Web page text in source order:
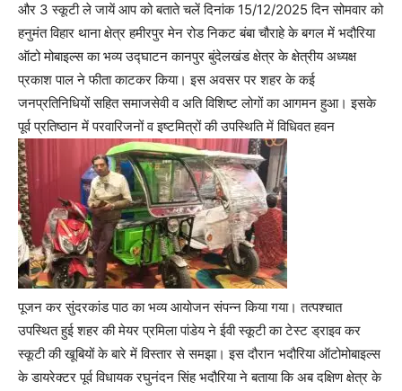
और 3 स्कूटी ले जायें आप को बताते चलें दिनांक 15/12/2025 दिन सोमवार को
हनुमंत विहार थाना क्षेत्र हमीरपुर मेन रोड निकट बंबा चौराहे के बगल में भदौरिया
ऑटो मोबाइल्स का भव्य उद्घाटन कानपुर बुंदेलखंड क्षेत्र के क्षेत्रीय अध्यक्ष
प्रकाश पाल ने फीता काटकर किया। इस अवसर पर शहर के कई
जनप्रतिनिधियों सहित समाजसेवी व अति विशिष्ट लोगों का आगमन हुआ। इसके
पूर्व प्रतिष्ठान में परवारिजनों व इष्टमित्रों की उपस्थिति में विधिवत हवन
पूजन कर सुंदरकांड पाठ का भव्य आयोजन संपन्न किया गया। तत्पश्चात
उपस्थित हुई शहर की मेयर प्रमिला पांडेय ने ईवी स्कूटी का टेस्ट ड्राइव कर
स्कूटी की खूबियों के बारे में विस्तार से समझा। इस दौरान भदौरिया ऑटोमोबाइल्स
के डायरेक्टर पूर्व विधायक रघुनंदन सिंह भदौरिया ने बताया कि अब दक्षिण क्षेत्र के